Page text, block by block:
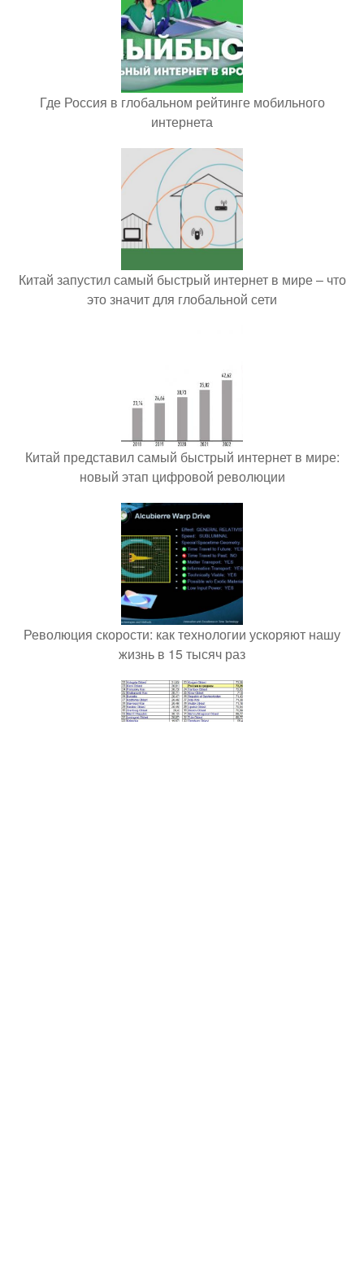
Где Россия в глобальном рейтинге мобильного
интернета
Китай запустил самый быстрый интернет в мире – что
это значит для глобальной сети
Китай представил самый быстрый интернет в мире:
новый этап цифровой революции
Революция скорости: как технологии ускоряют нашу
жизнь в 15 тысяч раз